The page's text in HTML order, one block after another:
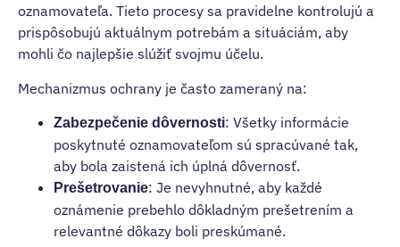
oznamovateľa. Tieto procesy sa pravidelne kontrolujú a
prispôsobujú aktuálnym potrebám a situáciám, aby
mohli čo najlepšie slúžiť svojmu účelu.
Mechanizmus ochrany je často zameraný na:
Zabezpečenie dôvernosti: Všetky informácie
poskytnuté oznamovateľom sú spracúvané tak,
aby bola zaistená ich úplná dôvernosť.
Prešetrovanie: Je nevyhnutné, aby každé
oznámenie prebehlo dôkladným prešetrením a
relevantné dôkazy boli preskúmané.